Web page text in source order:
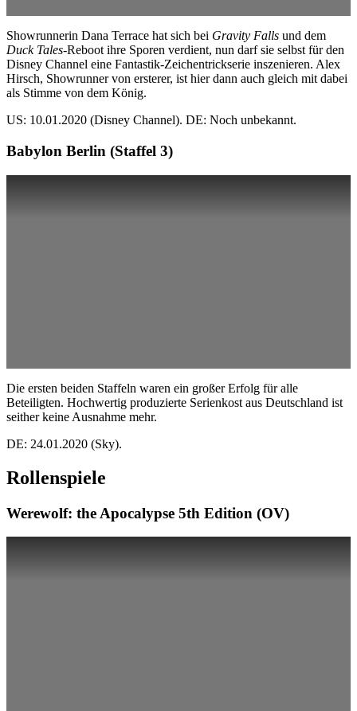
Showrunnerin Dana Terrace hat sich bei Gravity Falls und dem
Duck Tales-Reboot ihre Sporen verdient, nun darf sie selbst für den
Disney Channel eine Fantastik-Zeichentrickserie inszenieren. Alex
Hirsch, Showrunner von ersterer, ist hier dann auch gleich mit dabei
als Stimme von dem König.
US: 10.01.2020 (Disney Channel). DE: Noch unbekannt.
Babylon Berlin (Staffel 3)
Die ersten beiden Staffeln waren ein großer Erfolg für alle
Beteiligten. Hochwertig produzierte Serienkost aus Deutschland ist
seither keine Ausnahme mehr.
DE: 24.01.2020 (Sky).
Rollenspiele
Werewolf: the Apocalypse 5th Edition (OV)